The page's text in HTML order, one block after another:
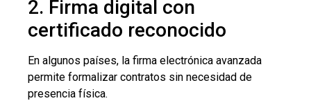
2. Firma digital con
certificado reconocido
En algunos países, la firma electrónica avanzada
permite formalizar contratos sin necesidad de
presencia física.